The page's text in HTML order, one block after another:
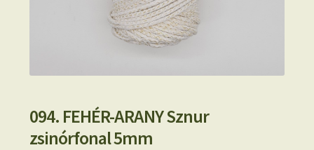
094. FEHÉR-ARANY Sznur
zsinórfonal 5mm